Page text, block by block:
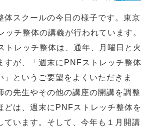
体スクールの今日の様子です。東京
ッチ整体の講義が行われています。
トレッチ整体は、通年、月曜日と火
すが、「週末にPNFストレッチ整体
」というご要望をよくいただきま
の先生やその他の講座の開講を調整
どは、週末にPNFストレッチ整体を
ています。そして、今年も１月開講